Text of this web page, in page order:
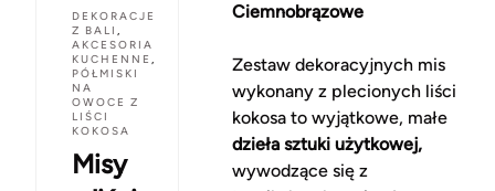
DEKORACJE
Z BALI ,
AKCESORIA
KUCHENNE ,
PÓŁMISKI
NA
OWOCE Z
LIŚCI
KOKOSA
Misy
Ciemnobrązowe
Zestaw dekoracyjnych mis
wykonany z plecionych liści
kokosa to wyjątkowe, małe
dzieła sztuki użytkowej,
wywodzące się z